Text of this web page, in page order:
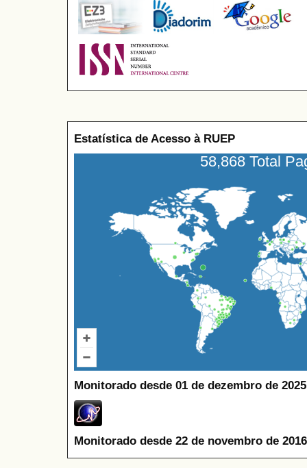
Estatística de Acesso à RUEP
58,868 Total
Monitorado desde 01 de dezembro de
Monitorado desde 22 de novembro de